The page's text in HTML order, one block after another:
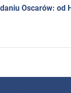
Oscarów: od